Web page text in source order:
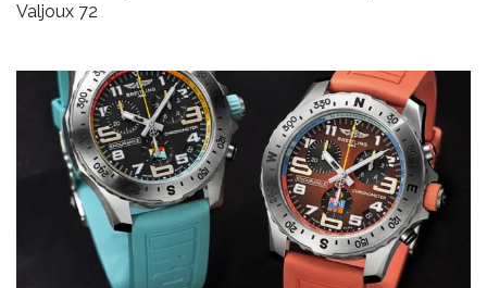
Valjoux 72